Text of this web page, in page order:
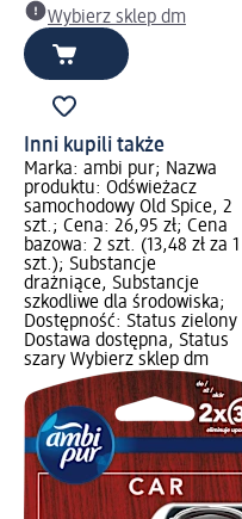
Wybierz sklep dm
Inni kupili także
Marka: ambi pur; Nazwa
produktu: Odświeżacz
samochodowy Old Spice, 2
szt.; Cena: 26,95 zł; Cena
bazowa: 2 szt. (13,48 zł za 1
szt.); Substancje
drażniące, Substancje
szkodliwe dla środowiska;
Dostępność: Status zielony
Dostawa dostępna, Status
szary Wybierz sklep dm